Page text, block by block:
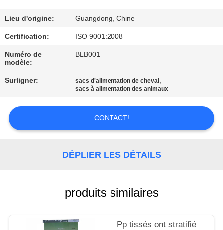
CONTRÔLE
DE
LA
QUALITÉ
DEMANDE
DU
Lieu d'origine: Guangdong, Chine
Certification: ISO 9001:2008
Numéro de
modèle:
BLB001
Surligner: sacs d'alimentation de cheval ,
sacs à alimentation des animaux
CONTACT!
DÉPLIER LES DÉTAILS
produits similaires
Pp tissés ont stratifié